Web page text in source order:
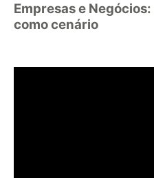
Empresas e
como cenário